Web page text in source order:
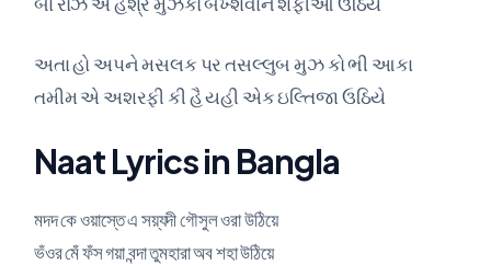
અતા હો અપને મસલક પર તસલ્લુબ મુઝ કો ભી આકા
તમીમ એ અશરફી કી હૈ યહી એક ઇલ્તિજા ઉઠિયે
Naat Lyrics in Bangla
মদদ কে ওয়াস্তে এ সয়্যদী গৌসুল ওরা উঠিয়ে
ভঁওর মেঁ ফঁস গয়া বন্দা তুমহারা অব শহা উঠিয়ে